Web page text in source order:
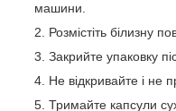
машини.
Розмістіть білизну
Закрийте упаковку
Не відкривайте і не
Тримайте капсули